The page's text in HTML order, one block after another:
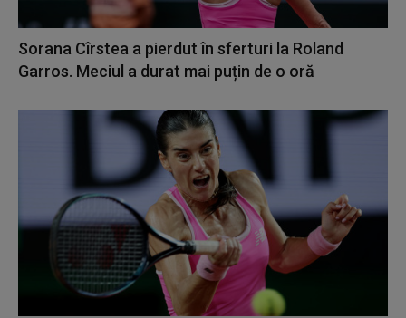
Sorana Cîrstea a pierdut în sferturi la Roland
Garros. Meciul a durat mai puțin de o oră